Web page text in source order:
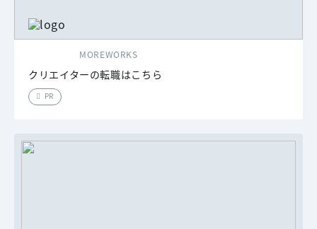
MOREWORKS
クリエイターの転職はこちら
PR